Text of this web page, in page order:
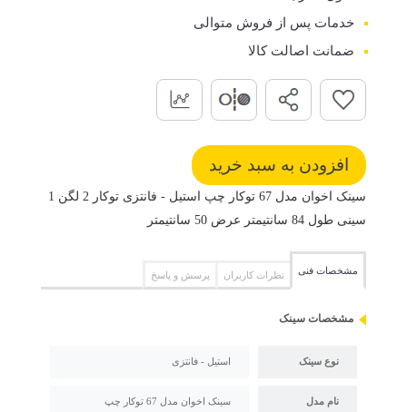
خدمات پس از فروش متوالی
ضمانت اصالت کالا
سینک اخوان مدل 67 توکار چپ استیل - فانتزی توکار 2 لگن 1
سینی طول 84 سانتیمتر عرض 50 سانتیمتر
مشخصات فنی نظرات کاربران پرسش و پاسخ
مشخصات سینک
نوع سینک استیل - فانتزی
نام مدل سینک اخوان مدل 67 توکار چپ